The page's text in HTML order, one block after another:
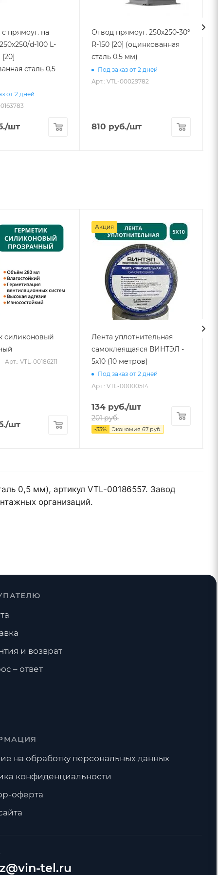
прямоуг. на
d-100 L-
[20]
сталь 0,5
от 2 дней
/шт
Отвод прямоуг. 250х250-30°
R-150 [20] (оцинкованная
сталь 0,5 мм)
Под заказ от 2 дней
Арт.: VTL-00029782
810 руб./шт
силиконовый
Арт.: VTL-00186211
/шт
Акция
Лента уплотнительная
самоклеящаяся ВИНТЭЛ -
5х10 (10 метров)
Под заказ от 2 дней
Арт.: VTL-00000514
134 руб./шт
201руб.
-33% Экономия 67 руб.
0,5 мм), артикул VTL-00186557. Завод
организаций.
tel.ru
и возврат
– ответ
на обработку персональных данных
конфиденциальности
оферта